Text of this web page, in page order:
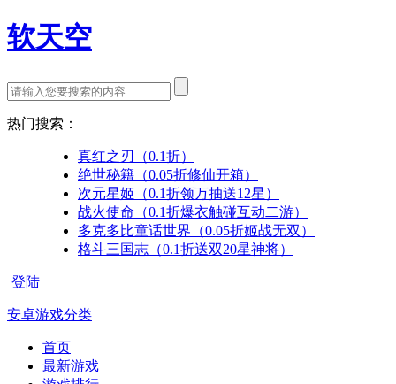
软天空
热门搜索：
真红之刃（0.1折）
绝世秘籍（0.05折修仙开箱）
次元星姬（0.1折领万抽送12星）
战火使命（0.1折爆衣触碰互动二游）
多克多比童话世界（0.05折姬战无双）
格斗三国志（0.1折送双20星神将）
登陆
安卓游戏分类
首页
最新游戏